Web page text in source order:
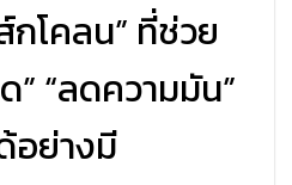
กโคลน” ที่ช่วย
” “ลดความมัน”
อย่างมี